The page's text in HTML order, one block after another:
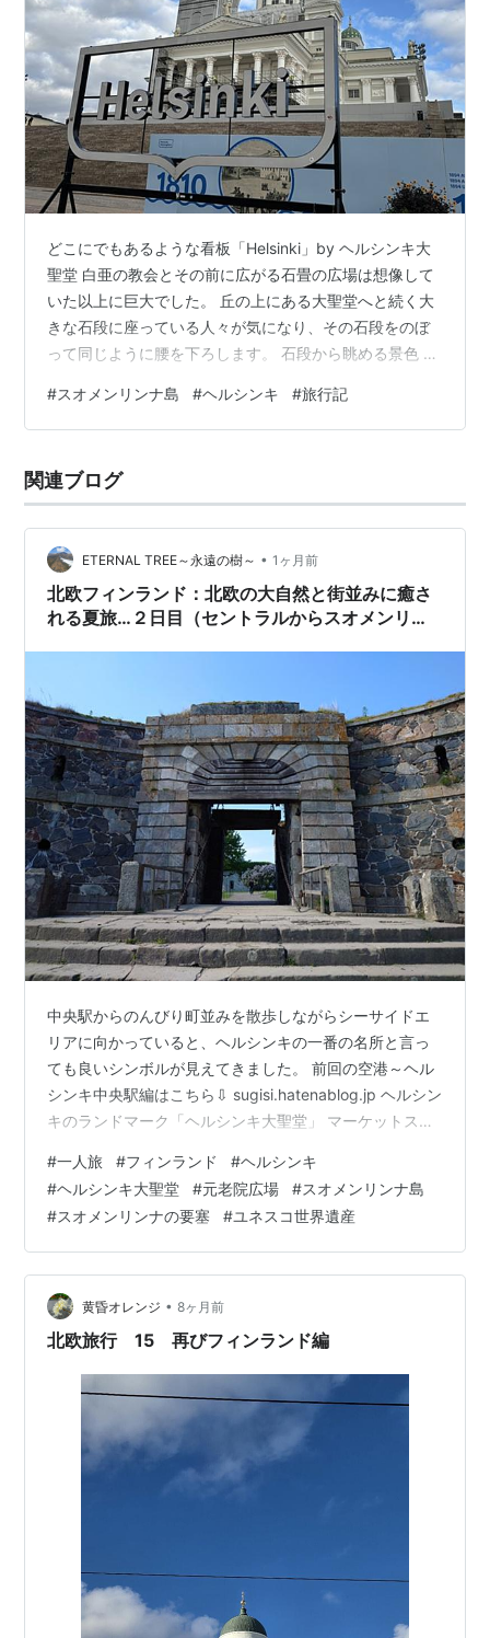
どこにでもあるような看板「Helsinki」by ヘルシンキ大
聖堂 白亜の教会とその前に広がる石畳の広場は想像して
いた以上に巨大でした。 丘の上にある大聖堂へと続く大
きな石段に座っている人々が気になり、その石段をのぼ
って同じように腰を下ろします。 石段から眺める景色 こ
元の人、観光客、多くの人がここに座って思い思いに過
ごしていることが腑に落ちました。 居心地が良いので、
で何をしているんだろう？」そんなことをふと、思って
しまいました。 フェリー乗り場へ向かう途中に寄ってみ
#スオメンリンナ島 #ヘルシンキ #旅行記
関連ブログ
ETERNAL TREE～永遠の樹～ • 1ヶ月前
北欧フィンランド：北欧の大自然と街並みに癒さ
れる夏旅…２日目（セントラルからスオメンリン
中央駅からのんびり町並みを散歩しながらシーサイドエ
リアに向かっていると、ヘルシンキの一番の名所と言っ
ても良いシンボルが見えてきました。 前回の空港～ヘル
シンキ中央駅編はこちら⇩ sugisi.hatenablog.jp ヘルシン
キのランドマーク「ヘルシンキ大聖堂」 マーケットスク
スコ世界遺産はここから出ている様 渡船に乗って急遽ス
オメンリンナ島へ ユネスコ世界遺産「スオメンリンナの
要塞」 島の南端まではおおよそ片道２キロのミニトレッ
キング スオメンリンナ島の南側はより要塞要素を味わえ
るエリア スオメンリンナ島の最前線、クスタンミエッカ
へ この…
#一人旅 #フィンランド #ヘルシンキ
#ヘルシンキ大聖堂 #元老院広場 #スオメンリンナ島
#スオメンリンナの要塞 #ユネスコ世界遺産
黄昏オレンジ • 8ヶ月前
北欧旅行 15 再びフィンランド編